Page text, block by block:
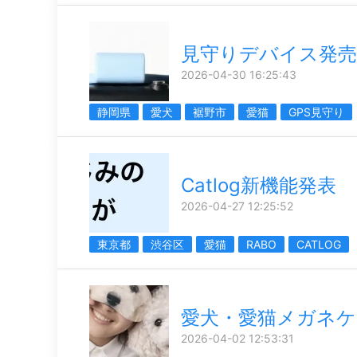
見守りデバイス発売
2026-04-30 16:25:43
静岡県 愛犬 裾野市 愛猫 GPS見守り
Catlog新機能発表
2026-04-27 12:25:52
東京都 渋谷区 愛猫 RABO CATLOG
愛犬・愛猫メガネ
2026-04-02 12:53:31